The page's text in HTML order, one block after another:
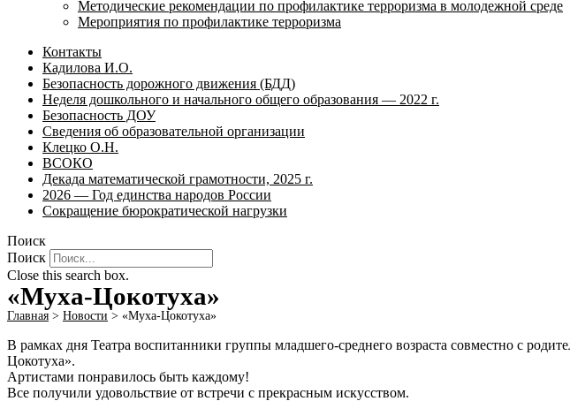
Методические рекомендации по профилактике терроризма в молодежной среде
Мероприятия по профилактике терроризма
Контакты
Кадилова И.О.
Безопасность дорожного движения (БДД)
Неделя дошкольного и начального общего образования — 2022 г.
Безопасность ДОУ
Сведения об образовательной организации
Клецко О.Н.
ВСОКО
Декада математической грамотности, 2025 г.
2026 — Год единства народов России
Сокращение бюрократической нагрузки
Поиск
Поиск
Close this search box.
«Муха-Цокотуха»
Главная > Новости > «Муха-Цокотуха»
В рамках дня Театра воспитанники группы младшего-среднего возраста совместно с
Цокотуха».
Артистами понравилось быть каждому!
Все получили удовольствие от встречи с прекрасным искусством.